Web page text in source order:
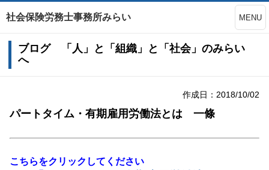
社会保険労務士事務所みらい MENU
ブログ 「人」と「組織」と「社会」のみらい
へ
作成日：2018/10/02
パートタイム・有期雇用労働法とは 一條
こちらをクリックしてください